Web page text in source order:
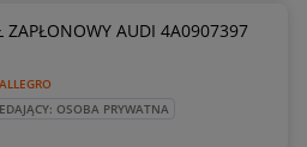
ZAPŁONOWY AUDI 4A0907397
ALLEGRO
OSOBA PRYWATNA